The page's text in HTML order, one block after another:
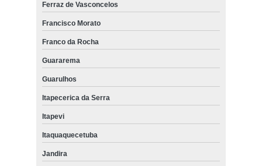
Ferraz de Vasconcelos
Francisco Morato
Franco da Rocha
Guararema
Guarulhos
Itapecerica da Serra
Itapevi
Itaquaquecetuba
Jandira